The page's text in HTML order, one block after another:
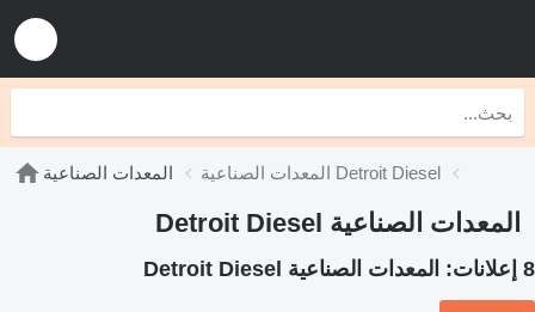
المعدات الصناعية المعدات الصناعية Detroit Diesel
المعدات الصناعية Detroit Diesel
8 إعلانات: المعدات الصناعية Detroit Diesel